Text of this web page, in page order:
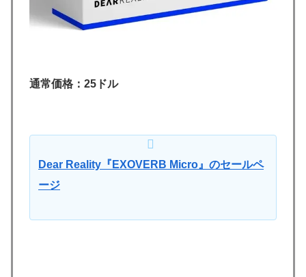
通常価格：25ドル
Dear Reality『EXOVERB Micro』のセールペ
ージ